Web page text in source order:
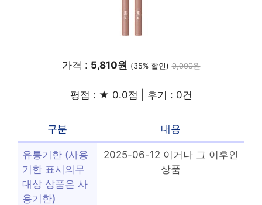
가격 : 5,810원 (35% 할인) 9,000원
평점 : ★ 0.0점 | 후기 : 0건
구분 내용
유통기한 (사용
기한 표시의무
대상 상품은 사
용기한)
2025-06-12 이거나 그 이후인
상품